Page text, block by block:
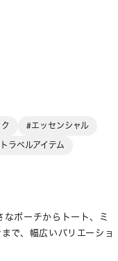
#エッセンシャル
ラベルアイテム
なポーチからトート、ミ
で、幅広いバリエーショ